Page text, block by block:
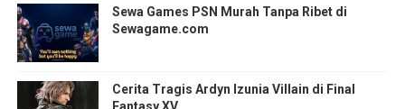
Sewa Games PSN Murah Tanpa Ribet di
Sewagame.com
Cerita Tragis Ardyn Izunia Villain di Final
Fantasy XV